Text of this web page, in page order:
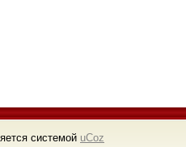
системой uCoz